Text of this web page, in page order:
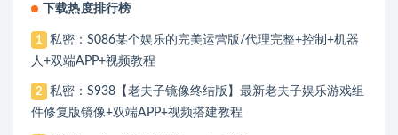
下载热度排行榜
1
私密：S086某个娱乐的完美运营版/代理完整+控制+机器
人+双端APP+视频教程
2
私密：S938【老夫子镜像终结版】最新老夫子娱乐游戏组
件修复版镜像+双端APP+视频搭建教程